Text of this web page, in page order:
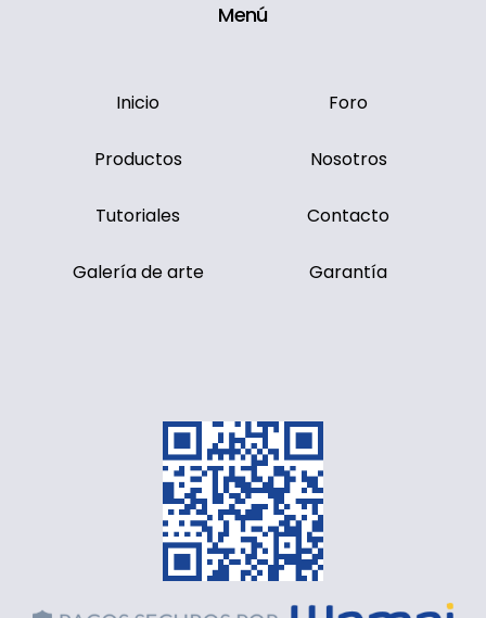
Menú
Inicio
Productos
Tutoriales
Galería de arte
Foro
Nosotros
Contacto
Garantía